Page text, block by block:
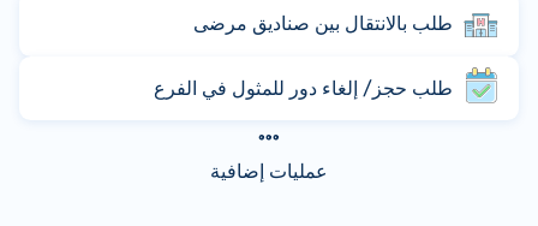
طلب بالانتقال بين صناديق مرضى
طلب حجز/ إلغاء دور للمثول في الفرع
عمليات إضافية